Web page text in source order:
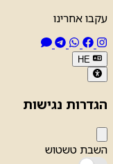
עקבו אחרינו
HE
הגדרות נגישות
השבת טשטוש